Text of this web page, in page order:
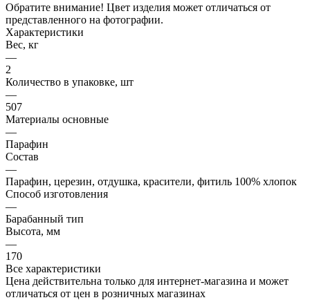
Обратите внимание! Цвет изделия может отличаться от
представленного на фотографии.
Характеристики
Вес, кг
—
2
Количество в упаковке, шт
—
507
Материалы основные
—
Парафин
Состав
—
Парафин, церезин, отдушка, красители, фитиль 100% хлопок
Способ изготовления
—
Барабанный тип
Высота, мм
—
170
Все характеристики
Цена действительна только для интернет-магазина и может
отличаться от цен в розничных магазинах